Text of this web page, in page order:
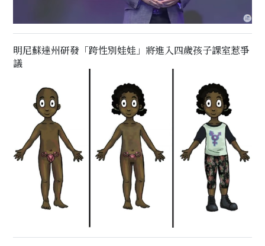
明尼蘇達州研發「跨性別娃娃」將進入四歲孩子課室惹爭
議